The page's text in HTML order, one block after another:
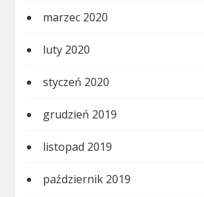
marzec 2020
luty 2020
styczeń 2020
grudzień 2019
listopad 2019
październik 2019